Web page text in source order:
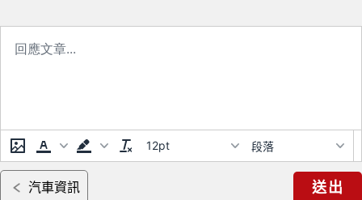
12pt 段落
汽車資訊 送出